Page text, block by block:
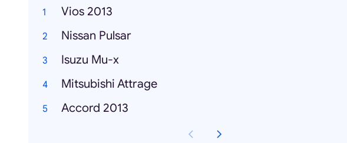
Vios 2013
Nissan Pulsar
Isuzu Mu-x
Mitsubishi Attrage
Accord 2013